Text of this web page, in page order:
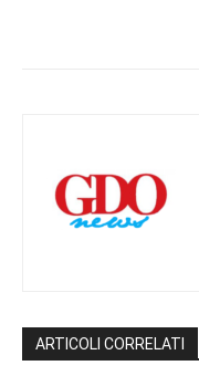
ARTICOLI CORRELATI